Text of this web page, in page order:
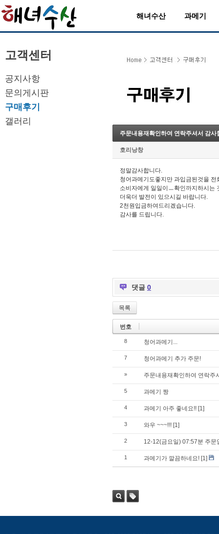
해녀수산 과메기
고객센터
공지사항
문의게시판
구매후기
갤러리
주문내용재확인하여 연락주셔서 감사
호리낭창
정말감사합니다.
청어과메기도좋지만 과입금된것을
소비자에게 일일이ㅡ확인까지하시는
더욱더 발전이 있으시길 바랍니다.
2천원입금하여드리겠습니다.
감사를 드립니다.
댓글 0
목록
번호
8 청어과메기...
7 청어과메기 추가 주문!
» 주문내용재확인하여 연락주
5 과메기 짱
4 과메기 아주 좋네요!! [1]
3 와우 ~~~!!! [1]
2 12-12(금요일) 07:57분 주문
1 과메기가 깔끔하네요! [1]